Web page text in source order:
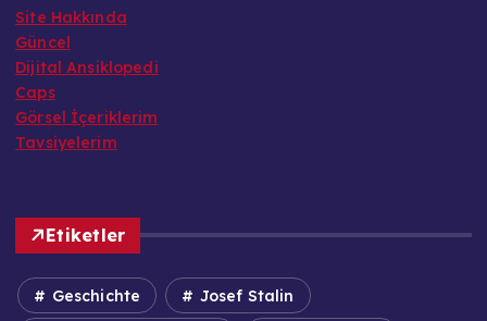
Site Hakkında
Güncel
Dijital Ansiklopedi
Caps
Görsel İçeriklerim
Tavsiyelerim
Etiketler
Geschichte Josef Stalin